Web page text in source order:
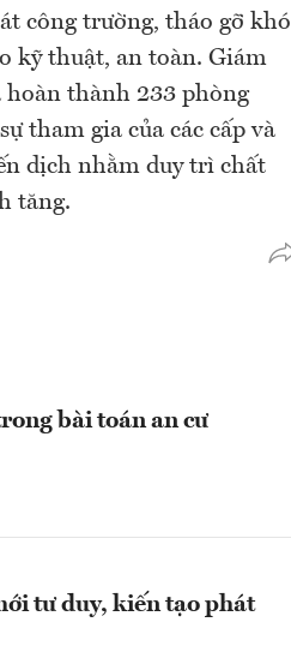
công trường, tháo gỡ khó
kỹ thuật, an toàn. Giám
hoàn thành 233 phòng
tham gia của các cấp và
dịch nhằm duy trì chất
tăng.
bài toán an cư
tư duy, kiến tạo phát